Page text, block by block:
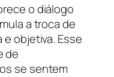
o diálogo
a troca de
objetiva. Esse
de
se sentem